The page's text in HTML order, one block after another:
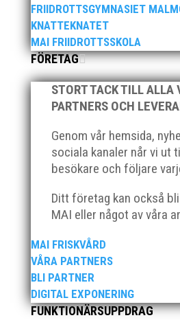
FRIIDROTTSGYMNASIET
KNATTEKNATET
MAI FRIIDROTTSSKOLA
FÖRETAG
STORT TACK TILL ALLA
PARTNERS OCH
Genom vår hemsida,
sociala kanaler når vi ut
besökare och följare
Ditt företag kan också
MAI eller något av våra
MAI FRISKVÅRD
VÅRA PARTNERS
BLI PARTNER
DIGITAL EXPONERING
FUNKTIONÄRSUPPDRAG
När Friidrottssverige samlades
utmärkelserna till MAI och
skötebarn i alla år. MAI-
priset ”Årets pulshöjare”, och
ordförande Fredrik Wennolf på
hyllningarna. –...
Som traditionen bjuder så var vi
från MAI RUNNERS som sprang
Sylvesterloppet på självaste
enkel, ett eller två varv runt
respektive 5,4 kilometer), med
främsta i varje...